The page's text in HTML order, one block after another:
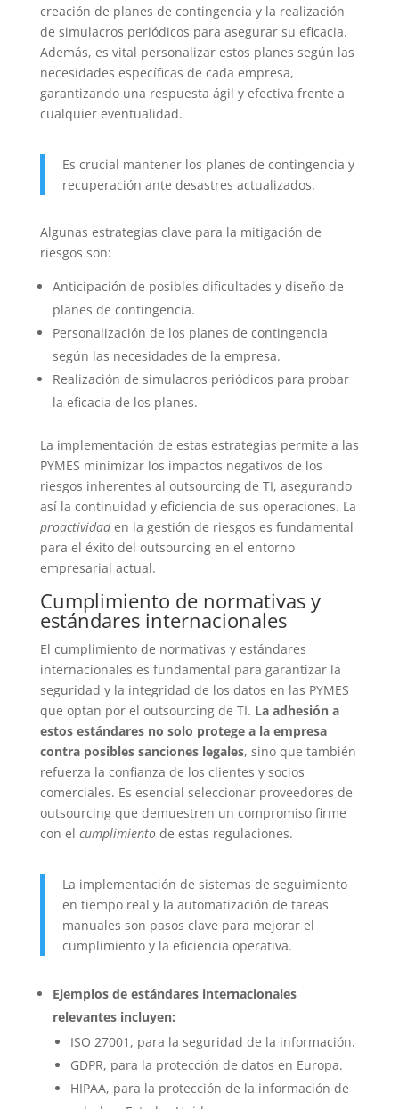
creación de planes de contingencia y la realización
de simulacros periódicos para asegurar su eficacia.
Además, es vital personalizar estos planes según las
necesidades específicas de cada empresa,
garantizando una respuesta ágil y efectiva frente a
cualquier eventualidad.
Es crucial mantener los planes de contingencia y
recuperación ante desastres actualizados.
Algunas estrategias clave para la mitigación de
riesgos son:
Anticipación de posibles dificultades y diseño de
planes de contingencia.
Personalización de los planes de contingencia
según las necesidades de la empresa.
Realización de simulacros periódicos para probar
la eficacia de los planes.
La implementación de estas estrategias permite a las
PYMES minimizar los impactos negativos de los
riesgos inherentes al outsourcing de TI, asegurando
así la continuidad y eficiencia de sus operaciones. La
proactividaden la gestión de riesgos es fundamental
para el éxito del outsourcing en el entorno
empresarial actual.
Cumplimiento de normativas y
estándares internacionales
El cumplimiento de normativas y estándares
internacionales es fundamental para garantizar la
seguridad y la integridad de los datos en las PYMES
que optan por el outsourcing de TI. La adhesión a
estos estándares no solo protege a la empresa
contra posibles sanciones legales, sino que también
refuerza la confianza de los clientes y socios
comerciales. Es esencial seleccionar proveedores de
outsourcing que demuestren un compromiso firme
con el cumplimientode estas regulaciones.
La implementación de sistemas de seguimiento
en tiempo real y la automatización de tareas
manuales son pasos clave para mejorar el
cumplimiento y la eficiencia operativa.
Ejemplos de estándares internacionales
relevantes incluyen:
ISO 27001, para la seguridad de la información.
GDPR, para la protección de datos en Europa.
HIPAA, para la protección de la información de